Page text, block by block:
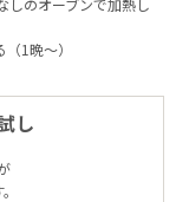
1晩～）
し